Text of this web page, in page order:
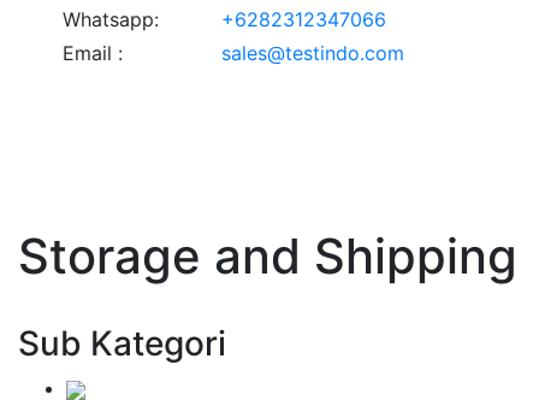
Whatsapp:
+6282312347066
Email :
sales@testindo.com
Storage and Shipping
Sub Kategori